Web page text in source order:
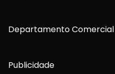
Departamento Comercial
Publicidade